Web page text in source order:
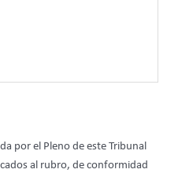
por el Pleno de este Tribunal
al rubro, de conformidad